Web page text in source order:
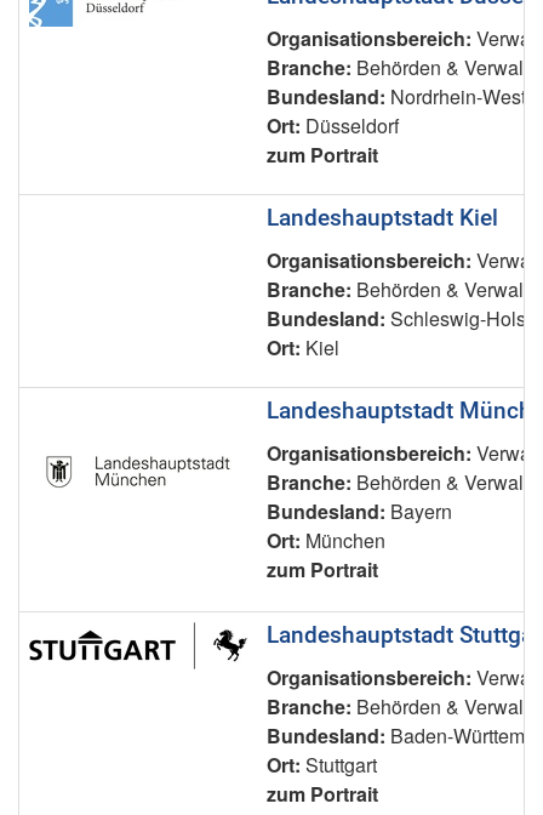
Organisationsbereich:
Branche: Behörden &
Bundesland: Nordrhein-
Ort: Düsseldorf
zum Portrait
Landeshauptstadt Kiel
Organisationsbereich:
Branche: Behörden &
Bundesland: Schleswig-
Ort: Kiel
Landeshauptstadt
Organisationsbereich:
Branche: Behörden &
Bundesland: Bayern
Ort: München
zum Portrait
Landeshauptstadt
Organisationsbereich:
Branche: Behörden &
Bundesland: Baden-
Ort: Stuttgart
zum Portrait